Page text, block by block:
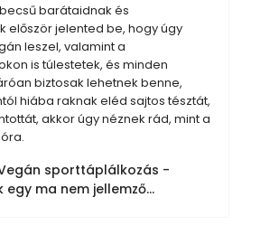
barátaidnak és
először jelented be, hogy úgy
leszel, valamint a
is túlestetek, és minden
biztosak lehetnek benne,
hiába raknak eléd sajtos tésztát,
akkor úgy néznek rád, mint a
sporttáplálkozás -
ma nem jellemző...